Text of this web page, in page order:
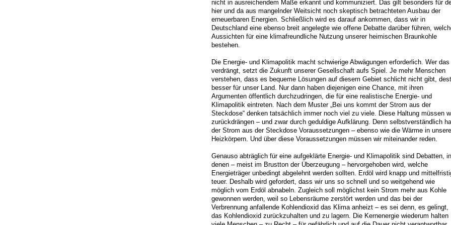
nicht in ausreichendem Maße erkannt und kommuniziert. Das gilt besonders für
hier und da aus mangelnder Weitsicht noch skeptisch betrachteten Ausbau der
erneuerbaren Energien. Schließlich wird es darauf ankommen, dass wir in
Deutschland eine ebenso breit angelegte wie offene Debatte darüber führen,
Aussichten für eine klimafreundliche Nutzung unserer heimischen Braunkohle
bestehen.
Die Energie- und Klimapolitik macht schwierige Abwägungen erforderlich. Wer das
verdrängt, setzt die Zukunft unserer Gesellschaft aufs Spiel. Je mehr Menschen
verstehen, dass es bequeme Lösungen auf diesem Gebiet schlicht nicht gibt,
besser für unser Land. Nur dann haben diejenigen eine Chance, mit ihren
Argumenten öffentlich durchzudringen, die für eine realistische Energie- und
Klimapolitik eintreten. Nach dem Muster „Bei uns kommt der Strom aus der
Steckdose“ denken tatsächlich immer noch viel zu viele. Diese Haltung müssen
zurückdrängen – und zwar durch geduldige Aufklärung. Denn selbstverständlich
der Strom aus der Steckdose Voraussetzungen – ebenso wie die Wärme in
Heizkörpern. Und über diese Voraussetzungen müssen wir miteinander reden.
Genauso abträglich für eine aufgeklärte Energie- und Klimapolitik sind Debatten, in
denen – meist im Brustton der Überzeugung – hervorgehoben wird, welche
Energieträger unbedingt abgelehnt werden sollten. Erdöl wird knapp und
teuer. Deshalb wird gefordert, dass wir uns so schnell und so weitgehend wie
möglich vom Erdöl abnabeln. Zugleich soll möglichst kein Strom mehr aus Kohle
gewonnen werden, weil so Lebensräume zerstört werden und das bei der
Verbrennung anfallende Kohlendioxid das Klima anheizt – es sei denn, es gelingt,
das Kohlendioxid zurückzuhalten und zu lagern. Die Kernenergie wiederum halten